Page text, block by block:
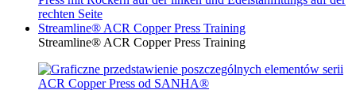
Streamline® ACR Copper Press Training
Streamline® ACR Copper Press Training